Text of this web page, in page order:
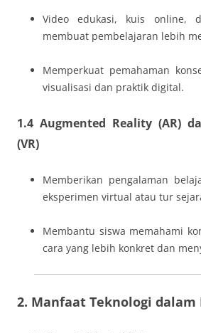
Video edukasi, kuis online,
membuat pembelajaran lebih
Memperkuat pemahaman
visualisasi dan praktik digital.
1.4 Augmented Reality (AR)
(VR)
Memberikan pengalaman
eksperimen virtual atau tur
Membantu siswa memahami
cara yang lebih konkret dan
2. Manfaat Teknologi dalam